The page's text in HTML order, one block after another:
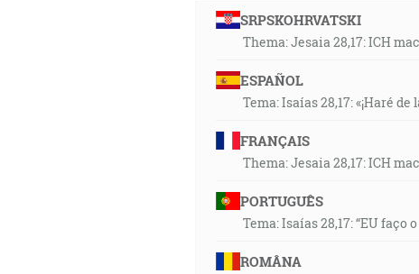
SRPSKOHRVATSKI
Thema: Jesaia 28,17: ICH
ESPAÑOL
Tema: Isaías 28,17: «¡Haré
FRANÇAIS
Thema: Jesaia 28,17: ICH
PORTUGUÊS
Tema: Isaías 28,17: “EU
ROMÂNA